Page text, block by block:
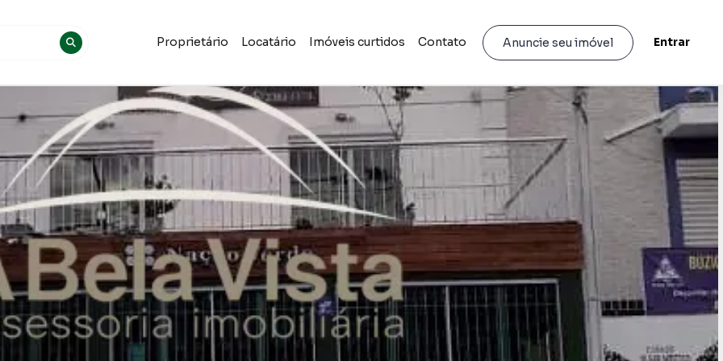
Proprietário Locatário Imóveis curtidos Contato Anuncie seu imóvel Entrar